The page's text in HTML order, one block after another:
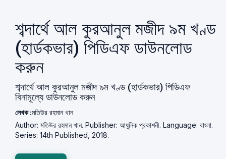
শব্দার্থে আল কুরআনুল মজীদ ৯ম খণ্ড
(হার্ডকভার) পিডিএফ ডাউনলোড
করুন
শব্দার্থে আল কুরআনুল মজীদ ৯ম খণ্ড (হার্ডকভার) পিডিএফ
বিনামূল্যে ডাউনলোড করুন
লেখক :মতিউর রহমান খান
Author: মতিউর রহমান খান. Publisher: আধুনিক প্রকাশনী. Language: বাংলা.
Series: 14th Published, 2018.